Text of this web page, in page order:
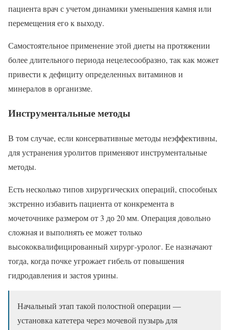
пациента врач с учетом динамики уменьшения камня или
перемещения его к выходу.
Самостоятельное применение этой диеты на протяжении
более длительного периода нецелесообразно, так как может
привести к дефициту определенных витаминов и
минералов в организме.
Инструментальные методы
В том случае, если консервативные методы неэффективны,
для устранения уролитов применяют инструментальные
методы.
Есть несколько типов хирургических операций, способных
экстренно избавить пациента от конкремента в
мочеточнике размером от 3 до 20 мм. Операция довольно
сложная и выполнять ее может только
высококвалифицированный хирург-уролог. Ее назначают
тогда, когда почке угрожает гибель от повышения
гидродавления и застоя урины.
Начальный этап такой полостной операции —
установка катетера через мочевой пузырь для